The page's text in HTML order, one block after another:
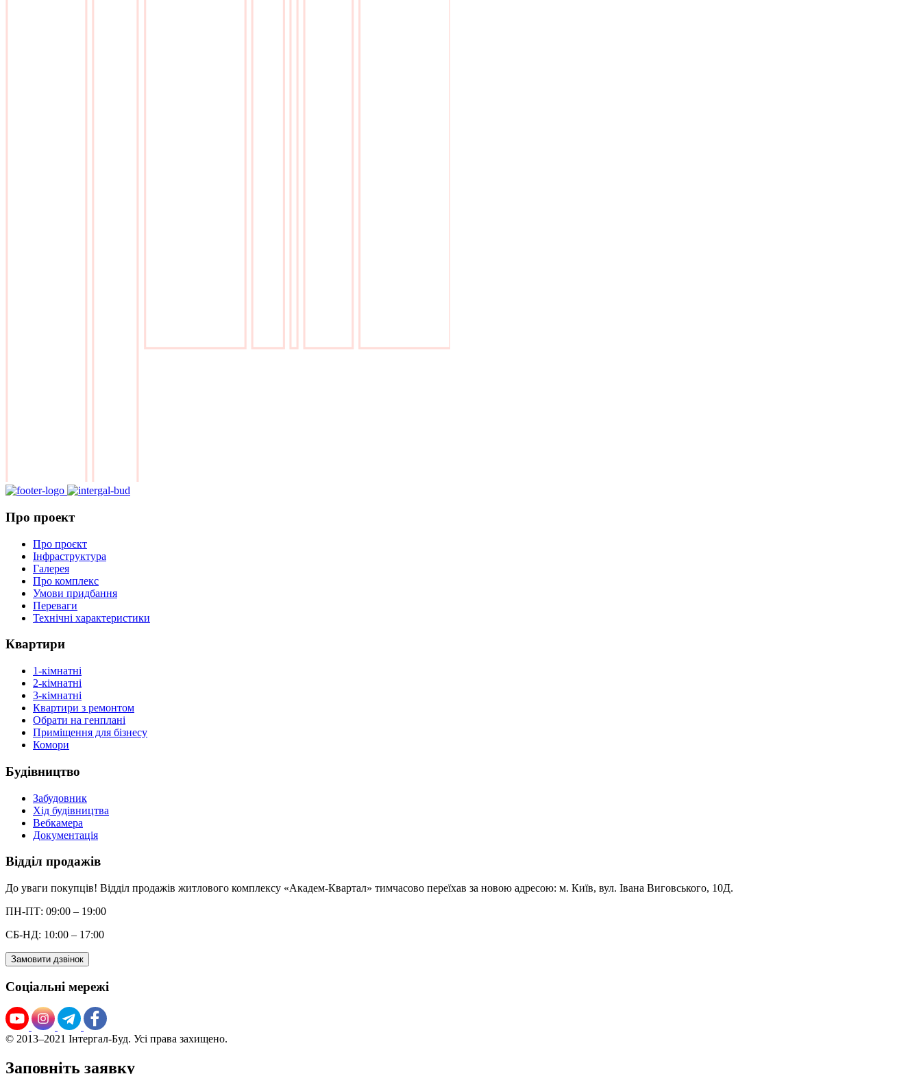
Про проект
Про проєкт
Інфраструктура
Галерея
Про комплекс
Умови придбання
Переваги
Технічні характеристики
Квартири
1-кімнатні
2-кімнатні
3-кімнатні
Квартири з ремонтом
Обрати на генплані
Приміщення для бізнесу
Комори
Будівництво
Забудовник
Хід будівництва
Вебкамера
Документація
Відділ продажів
До уваги покупців! Відділ продажів житлового комплексу «Академ-Квартал» тимчасово переїхав за новою адресою: м. Київ, вул. Івана Виговського, 10Д.
ПН-ПТ: 09:00 – 19:00
СБ-НД: 10:00 – 17:00
Замовити дзвінок
Соціальні мережі
© 2013–2021 Інтергал-Буд. Усі права захищено.
Заповніть заявку